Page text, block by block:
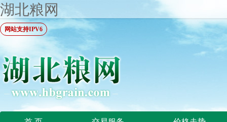
湖北粮网
网站支持IPV6